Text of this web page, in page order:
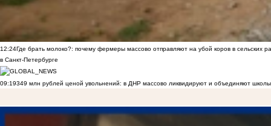
12:24Где брать молоко?: почему фермеры массово отправляют на убой коров в сельских
в Санкт-Петербурге
09:19349 млн рублей ценой увольнений: в ДНР массово ликвидируют и объединяют